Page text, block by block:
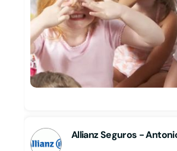
Allianz Seguros -